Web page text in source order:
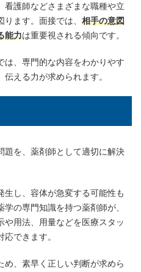
看護師などさまざまな職種や立
ます。面接では、 相手の意図
能力は重要視される傾向です。
は、専門的な内容をわかりやす
える力が求められます。
題を、薬剤師として適切に解決
し、容体が急変する可能性も
の専門知識を持つ薬剤師が、
用法、用量などを医療スタッ
できます。
め、素早く正しい判断が求めら